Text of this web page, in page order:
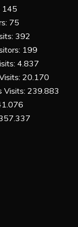
145
75
392
199
4.837
20.170
Visits: 239.883